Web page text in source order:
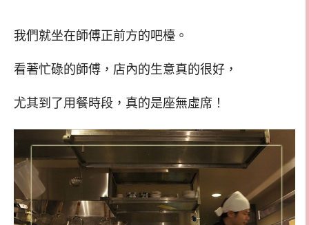
我們就坐在師傅正前方的吧檯。
看著忙碌的師傅，店內的生意真的很好，
尤其到了用餐時段，真的是座無虛席！